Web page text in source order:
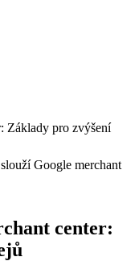
Google merchant
center: